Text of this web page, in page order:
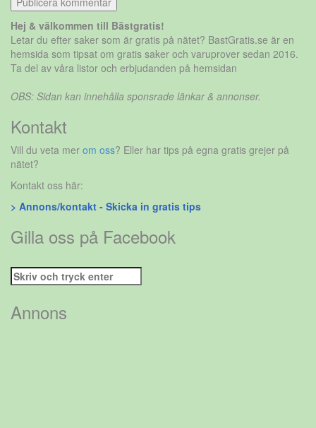
Hej & välkommen till Bästgratis!
Letar du efter saker som är gratis på nätet? BastGratis.se är en
hemsida som tipsat om gratis saker och varuprover sedan 2016.
Ta del av våra listor och erbjudanden på hemsidan
OBS: Sidan kan innehålla sponsrade länkar & annonser.
Kontakt
Vill du veta mer om oss? Eller har tips på egna gratis grejer på
nätet?
Kontakt oss här:
> Annons/kontakt - Skicka in gratis tips
Gilla oss på Facebook
Sök
efter:
Annons